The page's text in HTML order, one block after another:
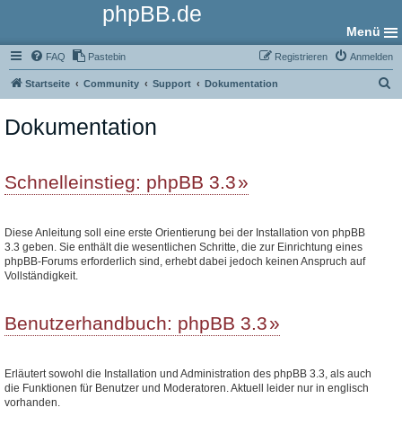
phpBB.de
Menü
FAQ Pastebin Anmelden
Registrieren
Startseite Community Support Dokumentation
Dokumentation
Schnelleinstieg: phpBB 3.3
Diese Anleitung soll eine erste Orientierung bei der Installation von phpBB
3.3 geben. Sie enthält die wesentlichen Schritte, die zur Einrichtung eines
phpBB-Forums erforderlich sind, erhebt dabei jedoch keinen Anspruch auf
Vollständigkeit.
Benutzerhandbuch: phpBB 3.3
Erläutert sowohl die Installation und Administration des phpBB 3.3, als auch
die Funktionen für Benutzer und Moderatoren. Aktuell leider nur in englisch
vorhanden.